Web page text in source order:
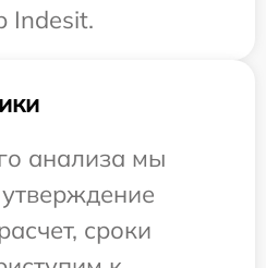
Indesit.
анализа мы
сроки